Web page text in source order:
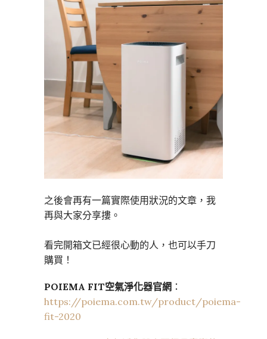
之後會再有一篇實際使用狀況的文章，我
再與大家分享摟。
看完開箱文已經很心動的人，也可以手刀
購買！
POIEMA FIT空氣淨化器官網 ：
https://poiema.com.tw/product/poiema-
fit-2020